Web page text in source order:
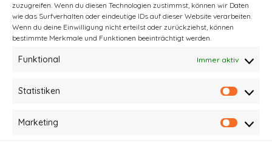
zuzugreifen. Wenn du diesen Technologien zustimmst, können wir Daten
wie das Surfverhalten oder eindeutige IDs auf dieser Website verarbeiten.
Wenn du deine Einwilligung nicht erteilst oder zurückziehst, können
bestimmte Merkmale und Funktionen beeinträchtigt werden.
Funktional Immer aktiv
Statistiken
Marketing